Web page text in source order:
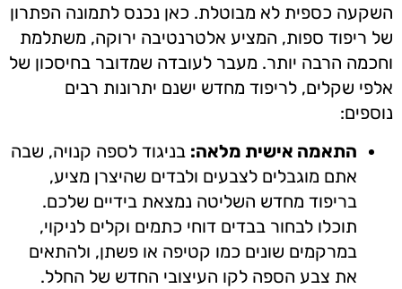
השקעה כספית לא מבוטלת. כאן נכנס לתמונה הפתרון
של ריפוד ספות, המציע אלטרנטיבה ירוקה, משתלמת
וחכמה הרבה יותר. מעבר לעובדה שמדובר בחיסכון של
אלפי שקלים, לריפוד מחדש ישנם יתרונות רבים
נוספים:
התאמה אישית מלאה: בניגוד לספה קנויה, שבה
אתם מוגבלים לצבעים ולבדים שהיצרן מציע,
בריפוד מחדש השליטה נמצאת בידיים שלכם.
תוכלו לבחור בבדים דוחי כתמים וקלים לניקוי,
במרקמים שונים כמו קטיפה או פשתן, ולהתאים
את צבע הספה לקו העיצובי החדש של החלל.